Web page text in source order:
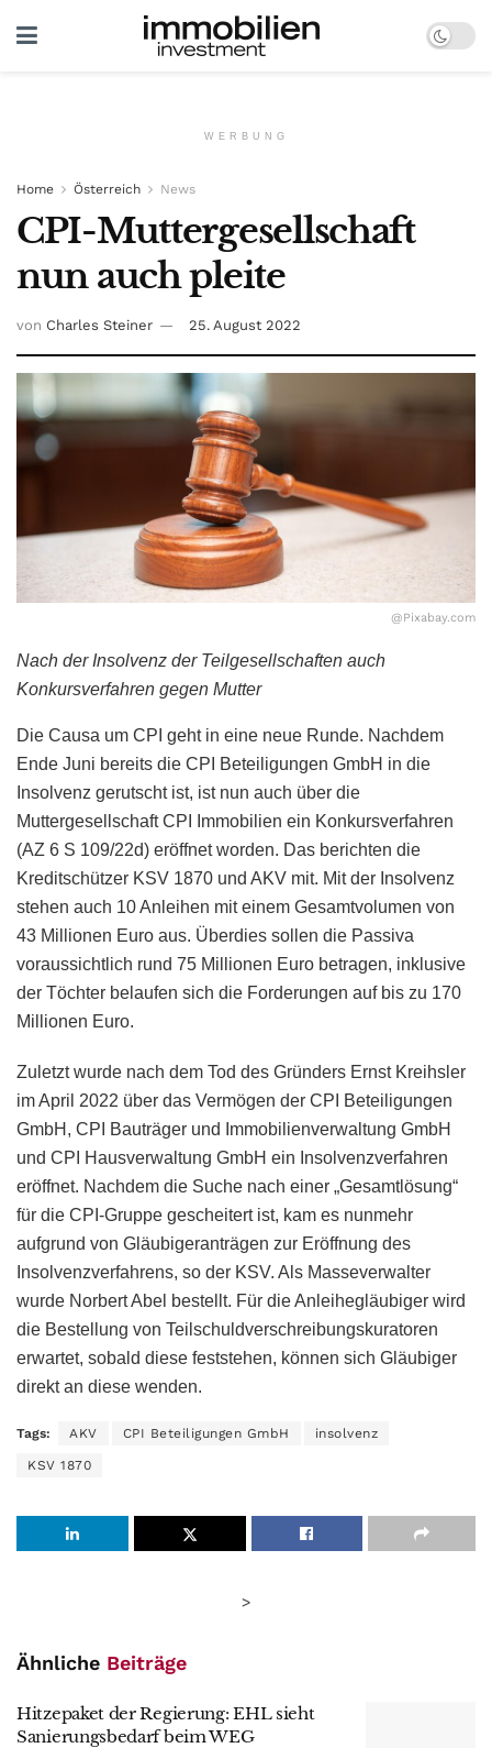
WERBUNG
Home Österreich News
CPI-Muttergesellschaft
nun auch pleite
von Charles Steiner 25. August 2022
@Pixabay.com
Nach der Insolvenz der Teilgesellschaften auch
Konkursverfahren gegen Mutter
Die Causa um CPI geht in eine neue Runde. Nachdem
Ende Juni bereits die CPI Beteiligungen GmbH in die
Insolvenz gerutscht ist, ist nun auch über die
Muttergesellschaft CPI Immobilien ein Konkursverfahren
(AZ 6 S 109/22d) eröffnet worden. Das berichten die
Kreditschützer KSV 1870 und AKV mit. Mit der Insolvenz
stehen auch 10 Anleihen mit einem Gesamtvolumen von
43 Millionen Euro aus. Überdies sollen die Passiva
voraussichtlich rund 75 Millionen Euro betragen, inklusive
der Töchter belaufen sich die Forderungen auf bis zu 170
Millionen Euro.
Zuletzt wurde nach dem Tod des Gründers Ernst Kreihsler
im April 2022 über das Vermögen der CPI Beteiligungen
GmbH, CPI Bauträger und Immobilienverwaltung GmbH
und CPI Hausverwaltung GmbH ein Insolvenzverfahren
eröffnet. Nachdem die Suche nach einer „Gesamtlösung“
für die CPI-Gruppe gescheitert ist, kam es nunmehr
aufgrund von Gläubigeranträgen zur Eröffnung des
Insolvenzverfahrens, so der KSV. Als Masseverwalter
wurde Norbert Abel bestellt. Für die Anleihegläubiger wird
die Bestellung von Teilschuldverschreibungskuratoren
erwartet, sobald diese feststehen, können sich Gläubiger
direkt an diese wenden.
Tags: AKV CPI Beteiligungen GmbH insolvenz
KSV 1870
>
Ähnliche Beiträge
Hitzepaket der Regierung: EHL sieht
Sanierungsbedarf beim WEG